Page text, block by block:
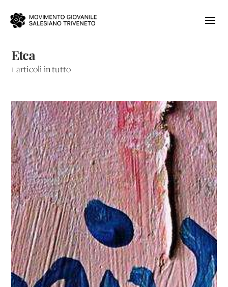
Etca
1 articoli in tutto